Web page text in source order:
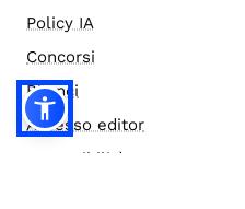
Policy IA
Concorsi
Bilanci
Accesso editor
Accessibilità